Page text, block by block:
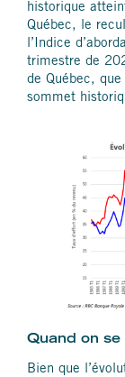
historique
Québec, le
l’Indice
trimestre de
de Québec,
sommet
Quand on
Bien que